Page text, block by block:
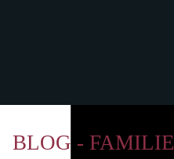
BLOG -